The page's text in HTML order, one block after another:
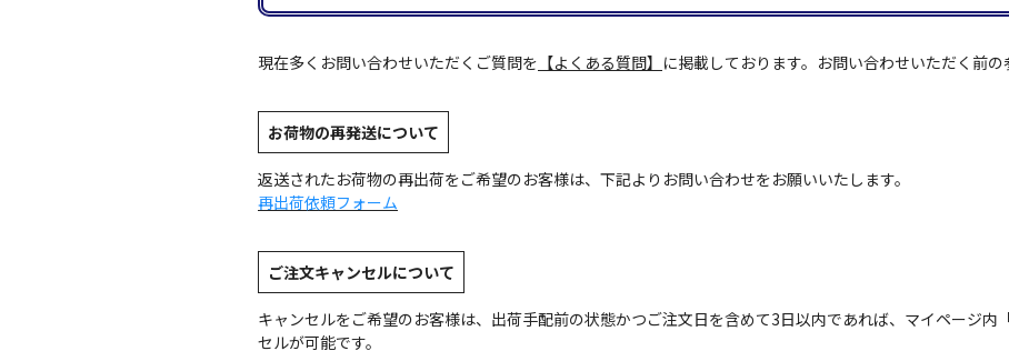
現在多くお問い合わせいただくご質問を 【よくある質問】 に掲載しております。お問い合わせいただく前の
お荷物の再発送について
返送されたお荷物の再出荷をご希望のお客様は、下記よりお問い合わせをお願いいたします。
再出荷依頼フォーム
ご注文キャンセルについて
キャンセルをご希望のお客様は、出荷手配前の状態かつご注文日を含めて3日以内であれば、マイページ内
セルが可能です。